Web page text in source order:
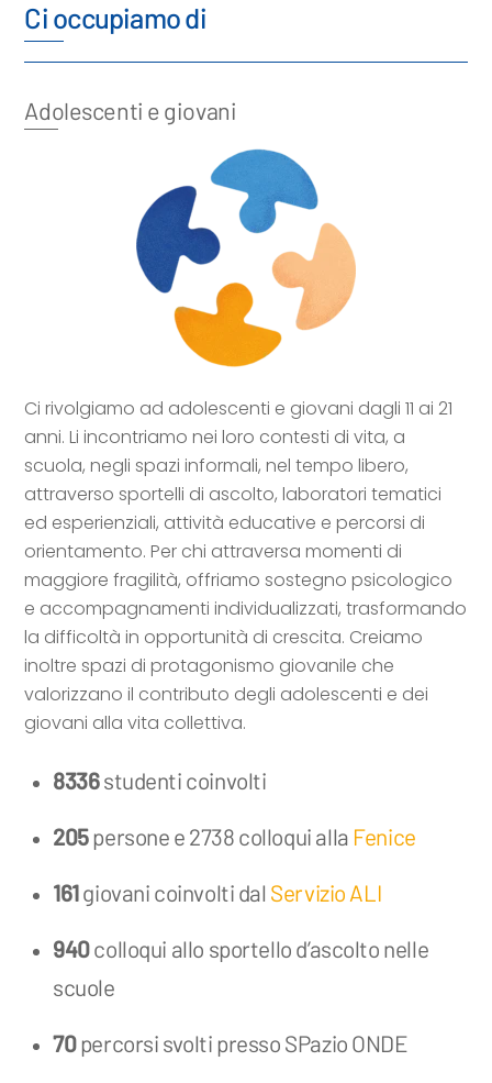
Ci occupiamo di
Adolescenti e giovani
Ci rivolgiamo ad adolescenti e giovani dagli 11 ai 21
anni. Li incontriamo nei loro contesti di vita, a
scuola, negli spazi informali, nel tempo libero,
attraverso sportelli di ascolto, laboratori tematici
ed esperienziali, attività educative e percorsi di
orientamento. Per chi attraversa momenti di
maggiore fragilità, offriamo sostegno psicologico
e accompagnamenti individualizzati, trasformando
la difficoltà in opportunità di crescita. Creiamo
inoltre spazi di protagonismo giovanile che
valorizzano il contributo degli adolescenti e dei
giovani alla vita collettiva.
8336studenti coinvolti
205persone e 2738 colloqui alla Fenice
161giovani coinvolti dal Servizio ALI
940colloqui allo sportello d’ascolto nelle
scuole
70percorsi svolti presso SPazio ONDE